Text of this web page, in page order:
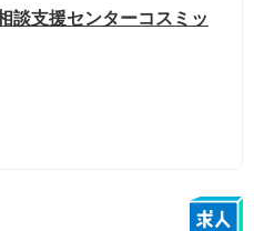
談支援センターコスミッ